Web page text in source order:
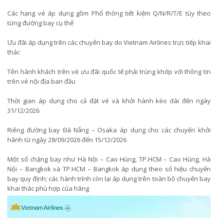
Các hạng vé áp dụng gồm Phổ thông tiết kiệm Q/N/R/T/E tùy theo
từng đường bay cụ thể
Ưu đãi áp dụng trên các chuyến bay do Vietnam Airlines trực tiếp khai
thác
Tên hành khách trên vé ưu đãi quốc tế phải trùng khớp với thông tin
trên vé nội địa ban đầu
Thời gian áp dụng cho cả đặt vé và khởi hành kéo dài đến ngày
31/12/2026
Riêng đường bay Đà Nẵng – Osaka áp dụng cho các chuyến khởi
hành từ ngày 28/09/2026 đến 15/12/2026
Một số chặng bay như Hà Nội – Cao Hùng, TP.HCM – Cao Hùng, Hà
Nội – Bangkok và TP.HCM – Bangkok áp dụng theo số hiệu chuyến
bay quy định; các hành trình còn lại áp dụng trên toàn bộ chuyến bay
khai thác phù hợp của hãng